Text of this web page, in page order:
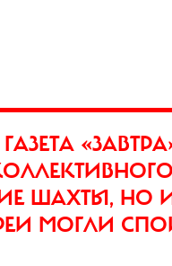
ШАХТЫ, НО
МОГЛИ